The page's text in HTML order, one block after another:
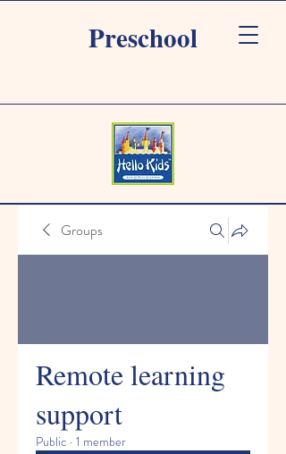
Preschool
Groups
Remote learning
support
Public · 1 member